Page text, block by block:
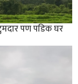
पण पडिक घर